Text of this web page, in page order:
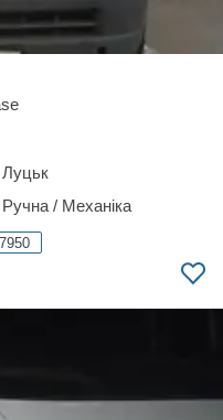
Луцьк
Ручна / Механіка